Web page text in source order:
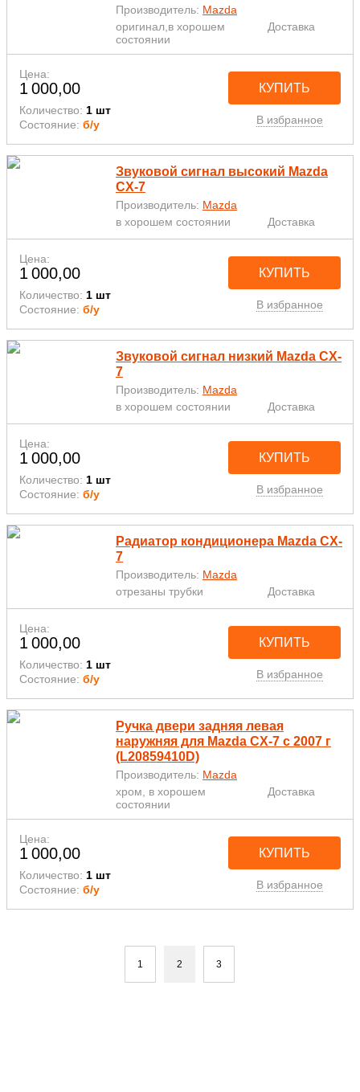
Производитель: Mazda
оригинал,в хорошем
состоянии
Доставка
Цена:
1 000,00
Количество: 1 шт
Состояние: б/у
КУПИТЬ
В избранное
Звуковой сигнал высокий Mazda
CX-7
Производитель: Mazda
в хорошем состоянии
Доставка
Цена:
1 000,00
Количество: 1 шт
Состояние: б/у
КУПИТЬ
В избранное
Звуковой сигнал низкий Mazda CX-
7
Производитель: Mazda
в хорошем состоянии
Доставка
Цена:
1 000,00
Количество: 1 шт
Состояние: б/у
КУПИТЬ
В избранное
Радиатор кондиционера Mazda CX-
7
Производитель: Mazda
отрезаны трубки
Доставка
Цена:
1 000,00
Количество: 1 шт
Состояние: б/у
КУПИТЬ
В избранное
Ручка двери задняя левая
наружняя для Mazda CX-7 с 2007 г
(L20859410D)
Производитель: Mazda
хром, в хорошем
состоянии
Доставка
Цена:
1 000,00
Количество: 1 шт
Состояние: б/у
КУПИТЬ
В избранное
1 2 3